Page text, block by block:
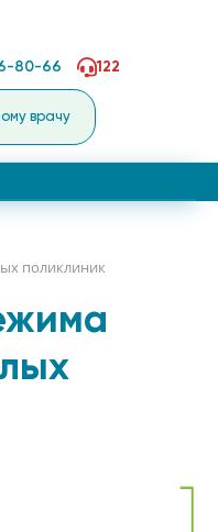
80-66 122
врачу
поликлиник